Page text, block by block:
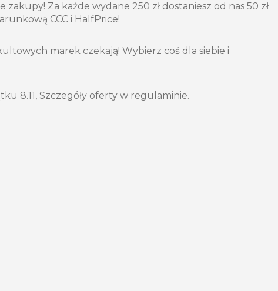
zakupy! Za każde wydane 250 zł dostaniesz od nas 50 zł
CCC i HalfPrice!
marek czekają! Wybierz coś dla siebie i
8.11, Szczegóły oferty w regulaminie.